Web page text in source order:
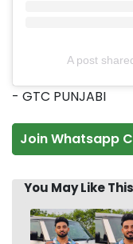
A post
- GTC PUNJABI
Join Whatsapp
You May Like This